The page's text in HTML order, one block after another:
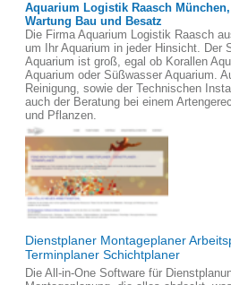
Aquarium Logistik Raasch
Wartung Bau und Besatz
Die Firma Aquarium Logistik Raasch
um Ihr Aquarium in jeder Hinsicht. Der
Aquarium ist groß, egal ob Korallen
Aquarium oder Süßwasser Aquarium.
Reinigung, sowie der Technischen
auch der Beratung bei einem
und Pflanzen.
Dienstplaner Montageplaner
Terminplaner Schichtplaner
Die All-in-One Software für